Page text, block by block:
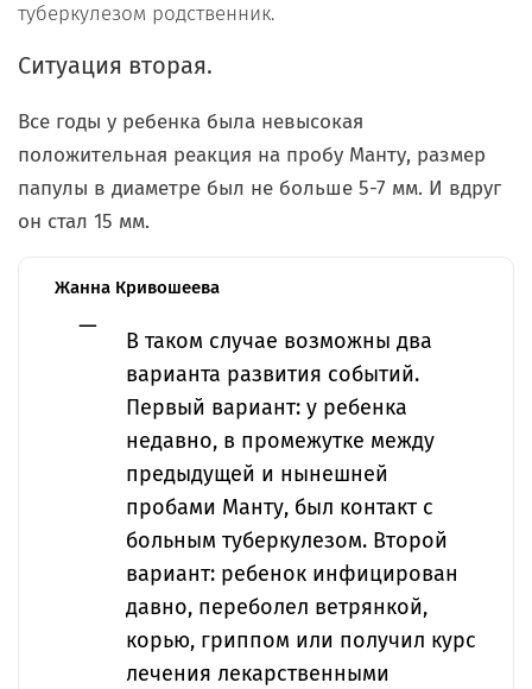
туберкулезом родственник.
Ситуация вторая.
Все годы у ребенка была невысокая
положительная реакция на пробу Манту, размер
папулы в диаметре был не больше 5-7 мм. И вдруг
он стал 15 мм.
Жанна Кривошеева
В таком случае возможны два
варианта развития событий.
Первый вариант: у ребенка
недавно, в промежутке между
предыдущей и нынешней
пробами Манту, был контакт с
больным туберкулезом. Второй
вариант: ребенок инфицирован
давно, переболел ветрянкой,
корью, гриппом или получил курс
лечения лекарственными